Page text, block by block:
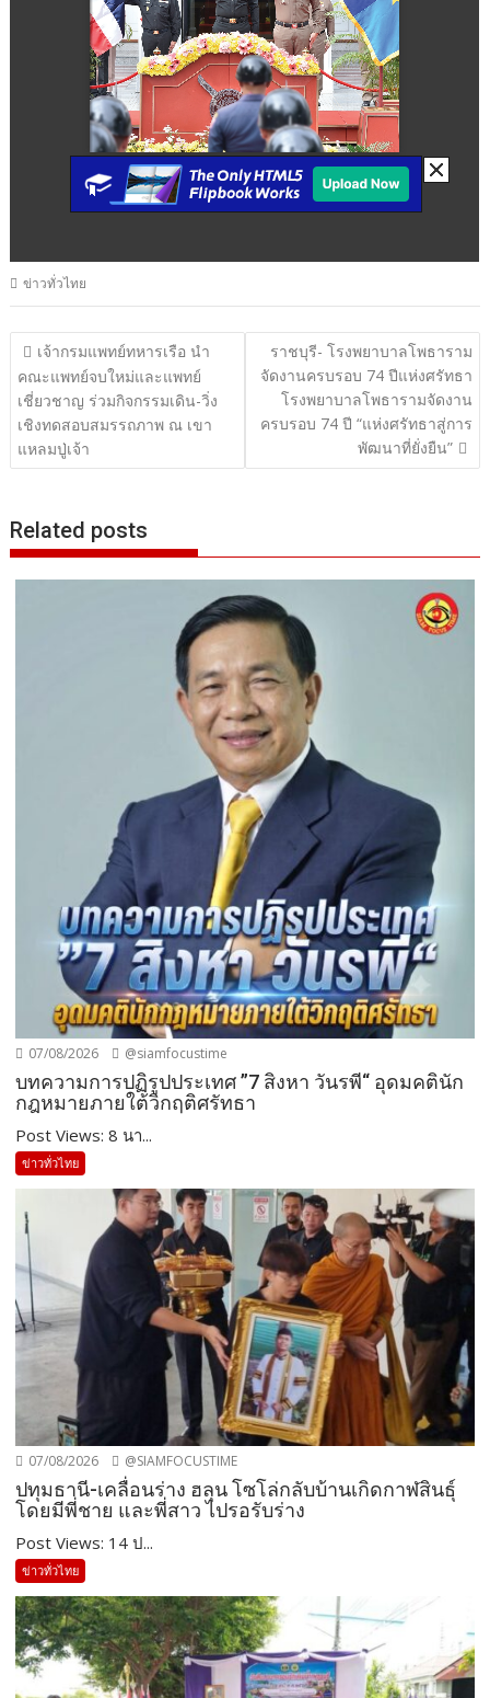
ข่าวทั่วไทย
แนะแนว
เรื่อง
เจ้ากรมแพทย์ทหารเรือ นำ
คณะแพทย์จบใหม่และแพทย์
เชี่ยวชาญ ร่วมกิจกรรมเดิน-วิ่ง
เชิงทดสอบสมรรถภาพ ณ เขา
แหลมปู่เจ้า
ราชบุรี- โรงพยาบาลโพธาราม
จัดงานครบรอบ 74 ปีแห่งศรัทธา
โรงพยาบาลโพธารามจัดงาน
ครบรอบ 74 ปี “แห่งศรัทธาสู่การ
พัฒนาที่ยั่งยืน”
Related posts
07/08/2026 @siamfocustime
บทความการปฏิรูปประเทศ ”7 สิงหา วันรพี“ อุดมคตินัก
กฎหมายภายใต้วิกฤติศรัทธา
Post Views: 8 นา...
ข่าวทั่วไทย
07/08/2026 @SIAMFOCUSTIME
ปทุมธานี-เคลื่อนร่าง ฮลุน โซโล่กลับบ้านเกิดกาฬสินธุ์
โดยมีพี่ชาย และพี่สาว ไปรอรับร่าง
Post Views: 14 ป...
ข่าวทั่วไทย